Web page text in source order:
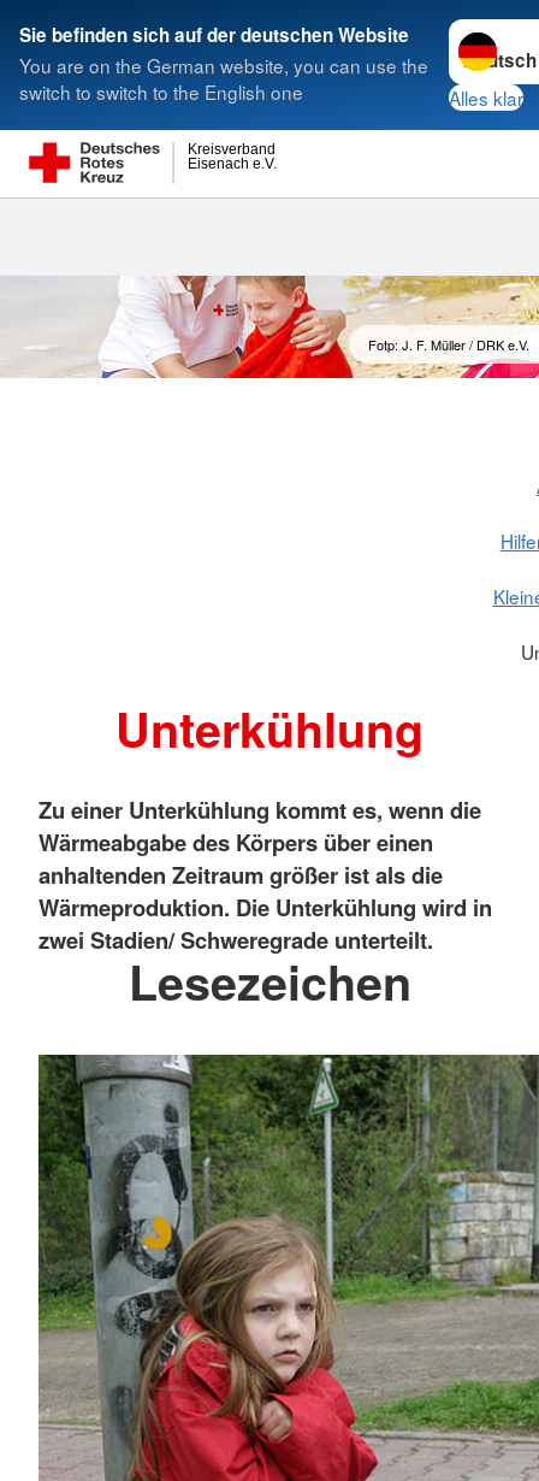
Sie befinden sich auf der deutschen Website
You are on the German website, you can use the
switch to switch to the English one
Sprache
Alles klar
Eisenach e.V.
Kreisverband
Suche
Fotp: J. F. Müller / DRK e.V.
Unterkühlung
Zu einer Unterkühlung kommt es, wenn die
Wärmeabgabe des Körpers über einen
anhaltenden Zeitraum größer ist als die
Wärmeproduktion. Die Unterkühlung wird in
zwei Stadien/ Schweregrade unterteilt.
Lesezeichen